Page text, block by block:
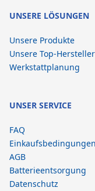
UNSERE LÖSUNGEN
Unsere Produkte
Unsere Top-Hersteller
Werkstattplanung
UNSER SERVICE
FAQ
Einkaufsbedingungen
AGB
Batterieentsorgung
Datenschutz